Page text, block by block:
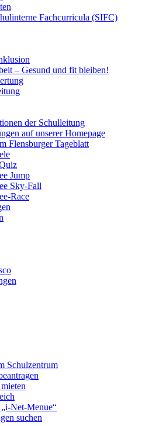
Fachcurricula (SIFC)
– Gesund und fit bleiben!
der Schulleitung
auf unserer Homepage
Flensburger Tageblatt
Jump
Sky-Fall
Race
Schulzentrum
Net-Menue“
suchen